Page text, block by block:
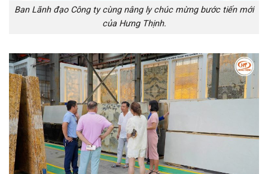
Ban Lãnh đạo Công ty cùng nâng ly chúc mừng bước tiến mới
của Hưng Thịnh.